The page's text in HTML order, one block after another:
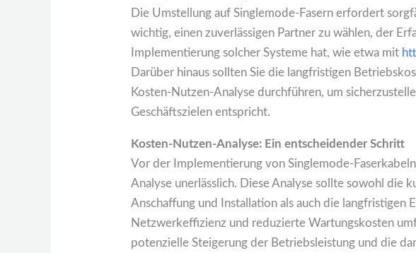
Die Umstellung auf Singlemode-Fasern erfordert
wichtig, einen zuverlässigen Partner zu wählen, der
Implementierung solcher Systeme hat, wie etwa mit
Darüber hinaus sollten Sie die langfristigen
Kosten-Nutzen-Analyse durchführen, um
Geschäftszielen entspricht.
Kosten-Nutzen-Analyse: Ein entscheidender Schritt
Vor der Implementierung von Singlemode-
Analyse unerlässlich. Diese Analyse sollte sowohl die
Anschaffung und Installation als auch die langfristigen
Netzwerkeffizienz und reduzierte Wartungskosten
potenzielle Steigerung der Betriebsleistung und die